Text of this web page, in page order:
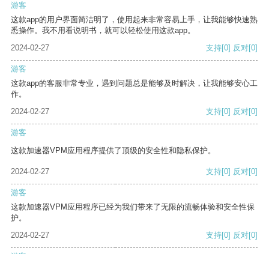
游客
这款app的用户界面简洁明了，使用起来非常容易上手，让我能够快速熟
悉操作。我不用看说明书，就可以轻松使用这款app。
2024-02-27
支持[0] 反对[0]
游客
这款app的客服非常专业，遇到问题总是能够及时解决，让我能够安心工
作。
2024-02-27
支持[0] 反对[0]
游客
这款加速器VPM应用程序提供了顶级的安全性和隐私保护。
2024-02-27 支持[0] 反对[0]
游客
这款加速器VPM应用程序已经为我们带来了无限的流畅体验和安全性保
护。
2024-02-27
支持[0] 反对[0]